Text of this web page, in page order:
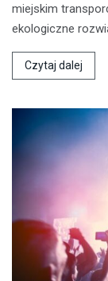
miejskim
ekologiczne
Czytaj dalej